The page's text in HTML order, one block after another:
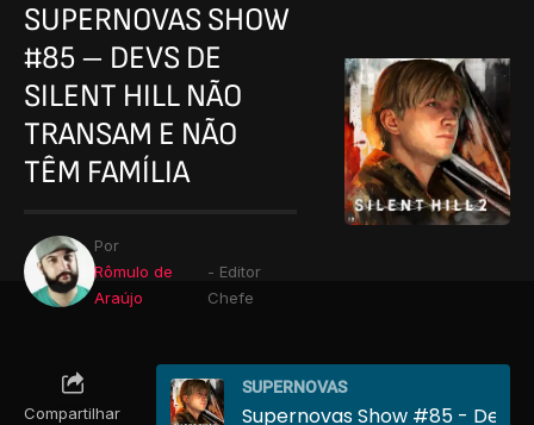
SUPERNOVAS SHOW
#85 – DEVS DE
SILENT HILL NÃO
TRANSAM E NÃO
TÊM FAMÍLIA
Por
Rômulo de
Araújo
- Editor
Chefe
Compartilhar
SUPERNOVAS